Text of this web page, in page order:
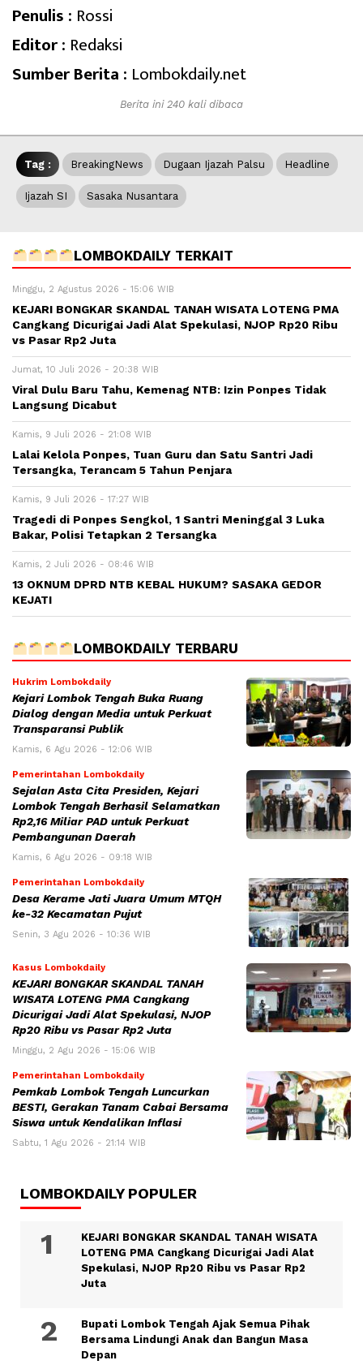
Penulis : Rossi
Editor : Redaksi
Sumber Berita : Lombokdaily.net
Berita ini 240 kali dibaca
Tag : BreakingNews Dugaan Ijazah Palsu Headline
Ijazah SI Sasaka Nusantara
LOMBOKDAILY TERKAIT
Minggu, 2 Agustus 2026 - 15:06 WIB
KEJARI BONGKAR SKANDAL TANAH WISATA LOTENG PMA
Cangkang Dicurigai Jadi Alat Spekulasi, NJOP Rp20 Ribu
vs Pasar Rp2 Juta
Jumat, 10 Juli 2026 - 20:38 WIB
Viral Dulu Baru Tahu, Kemenag NTB: Izin Ponpes Tidak
Langsung Dicabut
Kamis, 9 Juli 2026 - 21:08 WIB
Lalai Kelola Ponpes, Tuan Guru dan Satu Santri Jadi
Tersangka, Terancam 5 Tahun Penjara
Kamis, 9 Juli 2026 - 17:27 WIB
Tragedi di Ponpes Sengkol, 1 Santri Meninggal 3 Luka
Bakar, Polisi Tetapkan 2 Tersangka
Kamis, 2 Juli 2026 - 08:46 WIB
13 OKNUM DPRD NTB KEBAL HUKUM? SASAKA GEDOR
KEJATI
LOMBOKDAILY TERBARU
Hukrim Lombokdaily
Kejari Lombok Tengah Buka Ruang
Dialog dengan Media untuk Perkuat
Transparansi Publik
Kamis, 6 Agu 2026 - 12:06 WIB
Pemerintahan Lombokdaily
Sejalan Asta Cita Presiden, Kejari
Lombok Tengah Berhasil Selamatkan
Rp2,16 Miliar PAD untuk Perkuat
Pembangunan Daerah
Kamis, 6 Agu 2026 - 09:18 WIB
Pemerintahan Lombokdaily
Desa Kerame Jati Juara Umum MTQH
ke-32 Kecamatan Pujut
Senin, 3 Agu 2026 - 10:36 WIB
Kasus Lombokdaily
KEJARI BONGKAR SKANDAL TANAH
WISATA LOTENG PMA Cangkang
Dicurigai Jadi Alat Spekulasi, NJOP
Rp20 Ribu vs Pasar Rp2 Juta
Minggu, 2 Agu 2026 - 15:06 WIB
Pemerintahan Lombokdaily
Pemkab Lombok Tengah Luncurkan
BESTI, Gerakan Tanam Cabai Bersama
Siswa untuk Kendalikan Inflasi
Sabtu, 1 Agu 2026 - 21:14 WIB
LOMBOKDAILY POPULER
KEJARI BONGKAR SKANDAL TANAH WISATA
LOTENG PMA Cangkang Dicurigai Jadi Alat
Spekulasi, NJOP Rp20 Ribu vs Pasar Rp2
Juta
Bupati Lombok Tengah Ajak Semua Pihak
Bersama Lindungi Anak dan Bangun Masa
Depan